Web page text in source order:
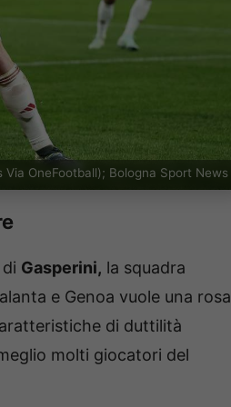
OneFootball); Bologna Sport News
di Gasperini, la squadra
e Genoa vuole una rosa
di duttilità
molti giocatori del